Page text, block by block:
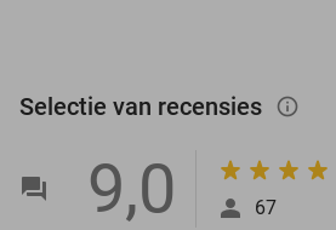
Selectie van recensies info_outlined
9,0 67